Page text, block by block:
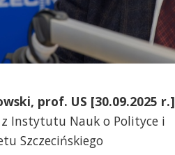
prof. US [30.09.2025 r.]
Instytutu Nauk o Polityce i
Szczecińskiego